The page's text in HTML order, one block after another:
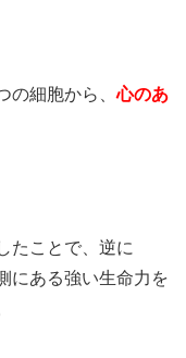
の細胞から、心のあ
たことで、逆に
にある強い生命力を